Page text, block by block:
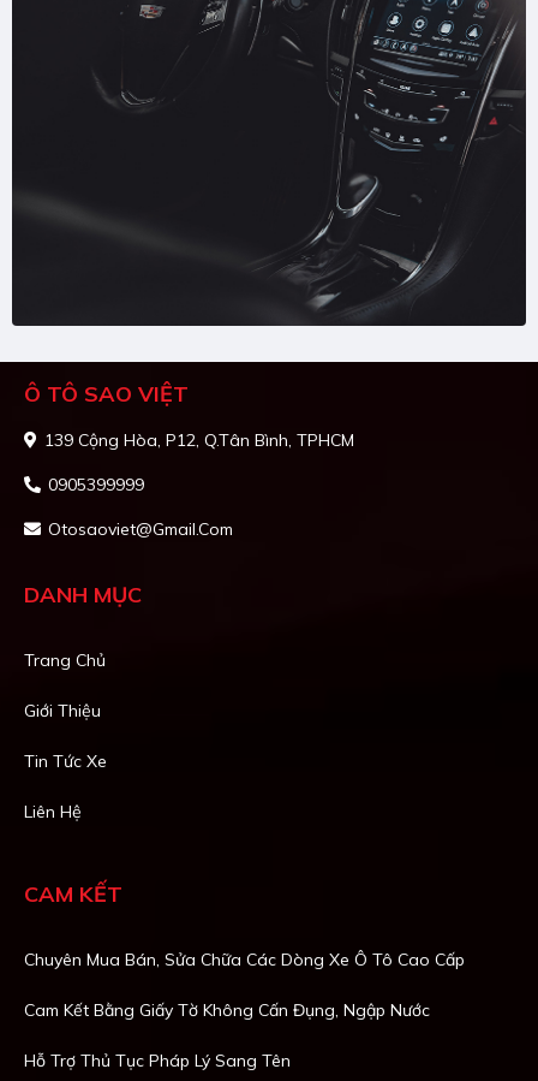
Ô TÔ SAO VIỆT
139 Cộng Hòa, P12, Q.Tân Bình, TPHCM
0905399999
Otosaoviet@gmail.com
DANH MỤC
Trang Chủ
Giới Thiệu
Tin Tức Xe
Liên Hệ
CAM KẾT
Chuyên Mua Bán, Sửa Chữa Các Dòng Xe Ô Tô Cao Cấp
Cam Kết Bằng Giấy Tờ Không Cấn Đụng, Ngập Nước
Hỗ Trợ Thủ Tục Pháp Lý Sang Tên